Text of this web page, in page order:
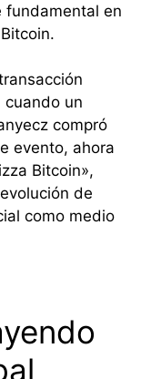
fundamental en
cuando un
compró
evento, ahora
Bitcoin»,
de
como medio